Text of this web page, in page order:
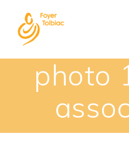
photo